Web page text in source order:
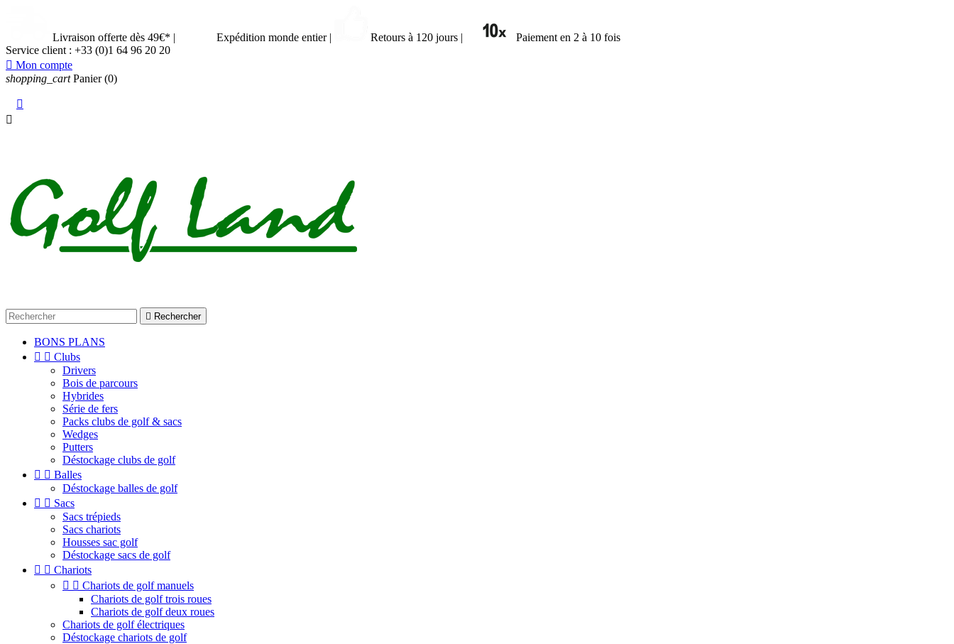
Livraison offerte dès 49€* | Expédition monde entier | Retours à 120 jours |
Paiement en 2 à 10 fois
Service client : +33 (0)1 64 96 20 20
 Mon compte
shopping_cart Panier (0)


 Rechercher
BONS PLANS
  Clubs
Drivers
Bois de parcours
Hybrides
Série de fers
Packs clubs de golf & sacs
Wedges
Putters
Déstockage clubs de golf
  Balles
Déstockage balles de golf
  Sacs
Sacs trépieds
Sacs chariots
Housses sac golf
Déstockage sacs de golf
  Chariots
  Chariots de golf manuels
Chariots de golf trois roues
Chariots de golf deux roues
Chariots de golf électriques
Déstockage chariots de golf